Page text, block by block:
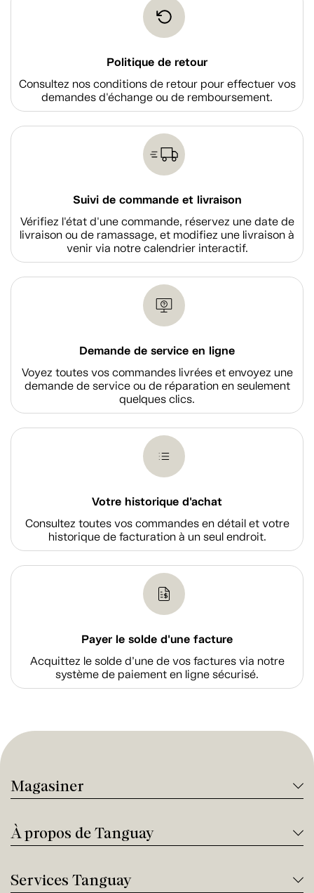
Politique de retour
Consultez nos conditions de retour pour effectuer vos
demandes d'échange ou de remboursement.
Suivi de commande et livraison
Vérifiez l'état d'une commande, réservez une date de
livraison ou de ramassage, et modifiez une livraison à
venir via notre calendrier interactif.
Demande de service en ligne
Voyez toutes vos commandes livrées et envoyez une
demande de service ou de réparation en seulement
quelques clics.
Votre historique d'achat
Consultez toutes vos commandes en détail et votre
historique de facturation à un seul endroit.
Payer le solde d'une facture
Acquittez le solde d’une de vos factures via notre
système de paiement en ligne sécurisé.
Magasiner
À propos de Tanguay
Services Tanguay